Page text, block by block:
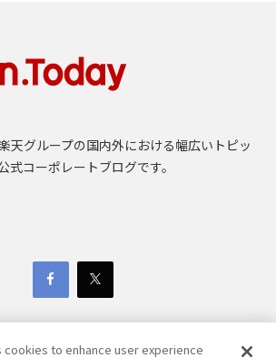
天グループの国内外における幅広いトピッ
式コーポレートブログです。
cookies to enhance user experience